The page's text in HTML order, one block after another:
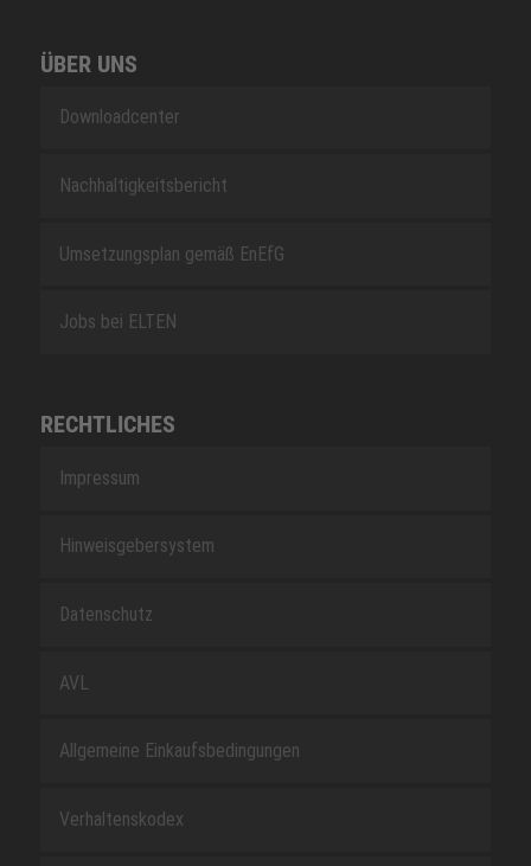
ÜBER UNS
Downloadcenter
Nachhaltigkeitsbericht
Umsetzungsplan gemäß EnEfG
Jobs bei ELTEN
RECHTLICHES
Impressum
Hinweisgebersystem
Datenschutz
AVL
Allgemeine Einkaufsbedingungen
Verhaltenskodex